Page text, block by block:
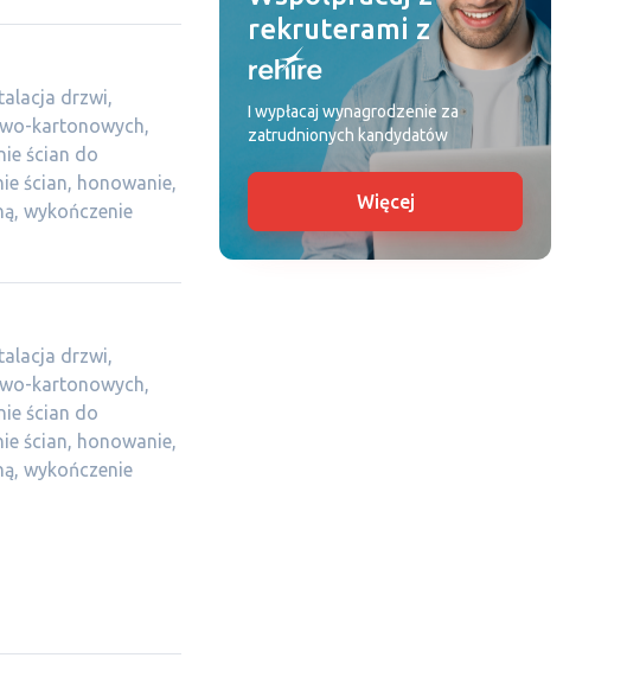
drzwi,
kartonowych,
ścian do
ścian, honowanie,
wykończenie
drzwi,
kartonowych,
ścian do
ścian, honowanie,
wykończenie
rekruterami z
I wypłacaj wynagrodzenie za
zatrudnionych kandydatów
Więcej